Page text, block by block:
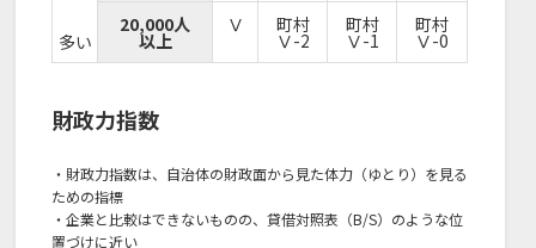
多い
20,000人
以上
Ⅴ 町村
Ⅴ-2
町村
Ⅴ-1
町村
Ⅴ-0
財政力指数
・財政力指数は、自治体の財政面から見た体力（ゆとり）を見る
ための指標
・企業と比較はできないものの、貸借対照表（B/S）のような位
置づけに近い